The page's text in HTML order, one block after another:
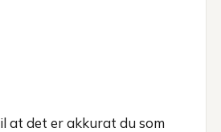
at det er akkurat du som